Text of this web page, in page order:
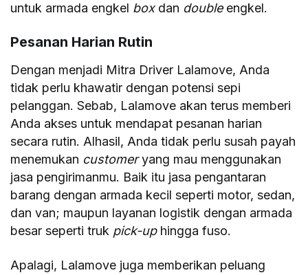
untuk armada engkel boxdan double engkel.
Pesanan Harian Rutin
Dengan menjadi Mitra Driver Lalamove, Anda
tidak perlu khawatir dengan potensi sepi
pelanggan. Sebab, Lalamove akan terus memberi
Anda akses untuk mendapat pesanan harian
secara rutin. Alhasil, Anda tidak perlu susah payah
menemukan customeryang mau menggunakan
jasa pengirimanmu. Baik itu jasa pengantaran
barang dengan armada kecil seperti motor, sedan,
dan van; maupun layanan logistik dengan armada
besar seperti truk pick-up hingga fuso.
Apalagi, Lalamove juga memberikan peluang